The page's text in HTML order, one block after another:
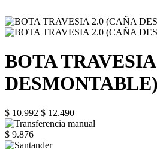
BOTA
DESMONTABLE)
$ 10.992 $ 12.490
$ 9.876